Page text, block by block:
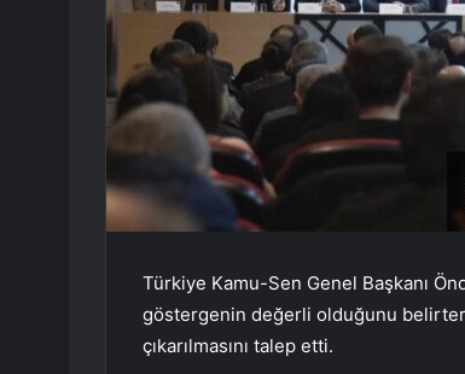
Türkiye Kamu-Sen Genel Başkanı
göstergenin değerli olduğunu
çıkarılmasını talep etti.